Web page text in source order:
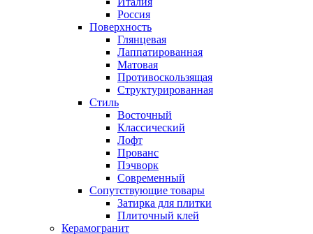
Россия
Поверхность
Глянцевая
Лаппатированная
Матовая
Противоскользящая
Структурированная
Стиль
Восточный
Классический
Лофт
Прованс
Пэчворк
Современный
Сопутствующие товары
Затирка для плитки
Плиточный клей
Керамогранит